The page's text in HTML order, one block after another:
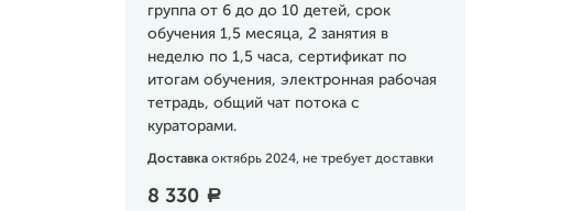
группа от 6 до до 10 детей, срок
обучения 1,5 месяца, 2 занятия в
неделю по 1,5 часа, сертификат по
итогам обучения, электронная рабочая
тетрадь, общий чат потока с
кураторами.
Доставка октябрь 2024, не требует доставки
8 330 a